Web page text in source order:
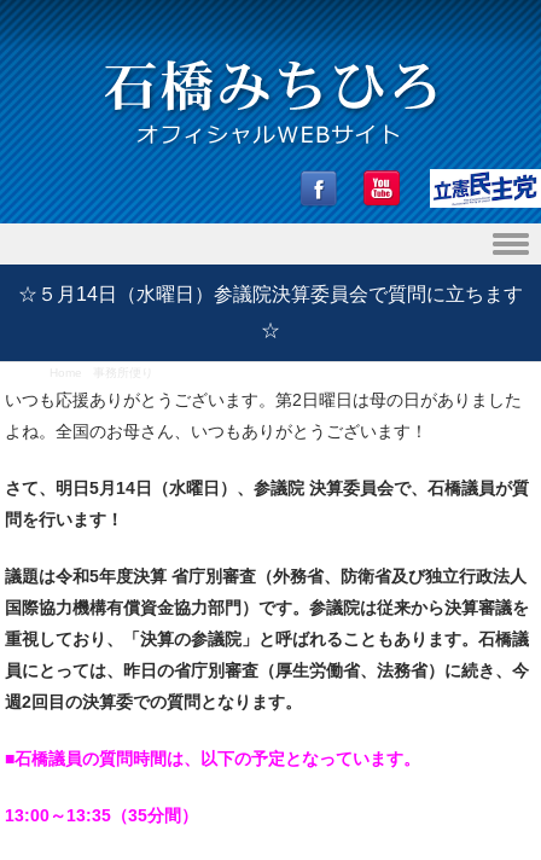
Skip to content
☆５月14日（水曜日）参議院決算委員会で質問に立ちます
☆
いつも応援ありがとうございます。第2日曜日は母の日がありました
よね。全国のお母さん、いつもありがとうございます！
さて、明日5月14日（水曜日）、参議院 決算委員会で、石橋議員が質
問を行います！
議題は令和5年度決算 省庁別審査（外務省、防衛省及び独立行政法人
国際協力機構有償資金協力部門）です。参議院は従来から決算審議を
重視しており、「決算の参議院」と呼ばれることもあります。石橋議
員にとっては、昨日の省庁別審査（厚生労働省、法務省）に続き、今
週2回目の決算委での質問となります。
■石橋議員の質問時間は、以下の予定となっています。
13:00～13:35（35分間）